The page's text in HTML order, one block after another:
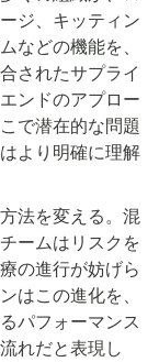
ジ、キッティン
などの機能を、
されたサプライ
ンドのアプロー
で潜在的な問題
より明確に理解
法を変える。混
ームはリスクを
の進行が妨げら
はこの進化を、
パフォーマンス
れだと表現し